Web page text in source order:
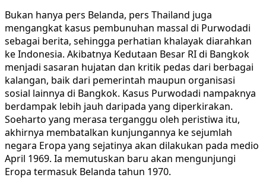
Bukan hanya pers Belanda, pers Thailand juga
mengangkat kasus pembunuhan massal di Purwodadi
sebagai berita, sehingga perhatian khalayak diarahkan
ke Indonesia. Akibatnya Kedutaan Besar RI di Bangkok
menjadi sasaran hujatan dan kritik pedas dari berbagai
kalangan, baik dari pemerintah maupun organisasi
sosial lainnya di Bangkok. Kasus Purwodadi nampaknya
berdampak lebih jauh daripada yang diperkirakan.
Soeharto yang merasa terganggu oleh peristiwa itu,
akhirnya membatalkan kunjungannya ke sejumlah
negara Eropa yang sejatinya akan dilakukan pada medio
April 1969. Ia memutuskan baru akan mengunjungi
Eropa termasuk Belanda tahun 1970.